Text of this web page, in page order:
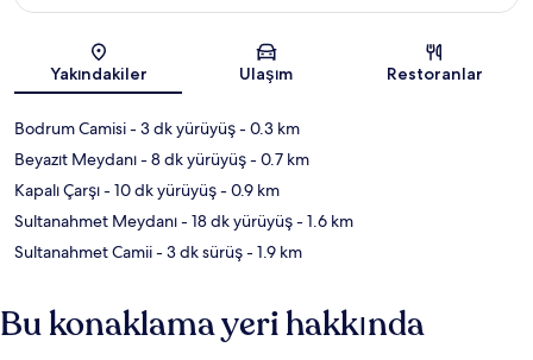
Harita
Yakındakiler Ulaşım Restoranlar
Bodrum Camisi- 3 dk yürüyüş- 0.3 km
Beyazıt Meydanı- 8 dk yürüyüş- 0.7 km
Kapalı Çarşı- 10 dk yürüyüş- 0.9 km
Sultanahmet Meydanı- 18 dk yürüyüş- 1.6 km
Sultanahmet Camii- 3 dk sürüş- 1.9 km
Bu konaklama yeri hakkında